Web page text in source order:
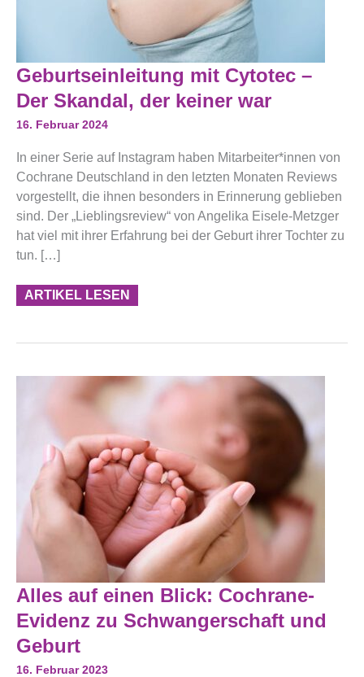
Geburtseinleitung mit Cytotec –
Der Skandal, der keiner war
16. Februar 2024
In einer Serie auf Instagram haben Mitarbeiter*innen von
Cochrane Deutschland in den letzten Monaten Reviews
vorgestellt, die ihnen besonders in Erinnerung geblieben
sind. Der „Lieblingsreview“ von Angelika Eisele-Metzger
hat viel mit ihrer Erfahrung bei der Geburt ihrer Tochter zu
tun. […]
Geburtseinleitung
Mit
Cytotec
–
Der
Skandal,
Keiner
War
ARTIKEL LESEN
Alles auf einen Blick: Cochrane-
Evidenz zu Schwangerschaft und
Geburt
16. Februar 2023
Alles
Auf
Einen
Blick:
Cochrane-
Evidenz
Zu